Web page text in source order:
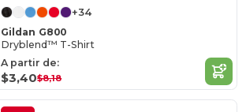
+34
Gildan G800
Dryblend™ T-Shirt
A partir de:
$3,40$8,18